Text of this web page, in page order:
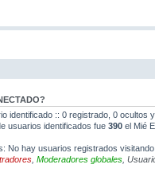
identificado :: 0 registrado, 0 ocultos
usuarios identificados fue 390 el Mié
No hay usuarios registrados
Moderadores globales